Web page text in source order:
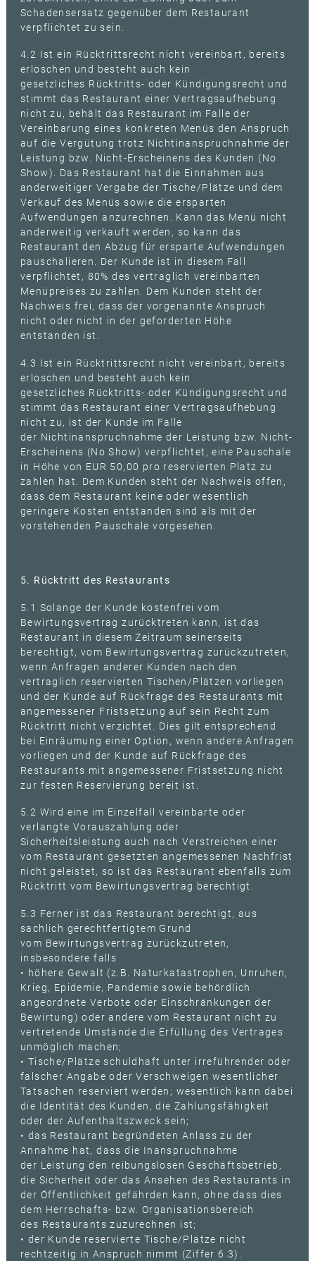
Schadensersatz gegenüber dem Restaurant
verpflichtet zu sein.
4.2 Ist ein Rücktrittsrecht nicht vereinbart, bereits
erloschen und besteht auch kein
gesetzliches Rücktritts- oder Kündigungsrecht und
stimmt das Restaurant einer Vertragsaufhebung
nicht zu, behält das Restaurant im Falle der
Vereinbarung eines konkreten Menüs den Anspruch
auf die Vergütung trotz Nichtinanspruchnahme der
Leistung bzw. Nicht-Erscheinens des Kunden (No
Show). Das Restaurant hat die Einnahmen aus
anderweitiger Vergabe der Tische/Plätze und dem
Verkauf des Menüs sowie die ersparten
Aufwendungen anzurechnen. Kann das Menü nicht
anderweitig verkauft werden, so kann das
Restaurant den Abzug für ersparte Aufwendungen
pauschalieren. Der Kunde ist in diesem Fall
verpflichtet, 80% des vertraglich vereinbarten
Menüpreises zu zahlen. Dem Kunden steht der
Nachweis frei, dass der vorgenannte Anspruch
nicht oder nicht in der geforderten Höhe
entstanden ist.
4.3 Ist ein Rücktrittsrecht nicht vereinbart, bereits
erloschen und besteht auch kein
gesetzliches Rücktritts- oder Kündigungsrecht und
stimmt das Restaurant einer Vertragsaufhebung
nicht zu, ist der Kunde im Falle
der Nichtinanspruchnahme der Leistung bzw. Nicht-
Erscheinens (No Show) verpflichtet, eine Pauschale
in Höhe von EUR 50,00 pro reservierten Platz zu
zahlen hat. Dem Kunden steht der Nachweis offen,
dass dem Restaurant keine oder wesentlich
geringere Kosten entstanden sind als mit der
vorstehenden Pauschale vorgesehen.
5. Rücktritt des Restaurants
5.1 Solange der Kunde kostenfrei vom
Bewirtungsvertrag zurücktreten kann, ist das
Restaurant in diesem Zeitraum seinerseits
berechtigt, vom Bewirtungsvertrag zurückzutreten,
wenn Anfragen anderer Kunden nach den
vertraglich reservierten Tischen/Plätzen vorliegen
und der Kunde auf Rückfrage des Restaurants mit
angemessener Fristsetzung auf sein Recht zum
Rücktritt nicht verzichtet. Dies gilt entsprechend
bei Einräumung einer Option, wenn andere Anfragen
vorliegen und der Kunde auf Rückfrage des
Restaurants mit angemessener Fristsetzung nicht
zur festen Reservierung bereit ist.
5.2 Wird eine im Einzelfall vereinbarte oder
verlangte Vorauszahlung oder
Sicherheitsleistung auch nach Verstreichen einer
vom Restaurant gesetzten angemessenen Nachfrist
nicht geleistet, so ist das Restaurant ebenfalls zum
Rücktritt vom Bewirtungsvertrag berechtigt.
5.3 Ferner ist das Restaurant berechtigt, aus
sachlich gerechtfertigtem Grund
vom Bewirtungsvertrag zurückzutreten,
insbesondere falls
• höhere Gewalt (z.B. Naturkatastrophen, Unruhen,
Krieg, Epidemie, Pandemie sowie behördlich
angeordnete Verbote oder Einschränkungen der
Bewirtung) oder andere vom Restaurant nicht zu
vertretende Umstände die Erfüllung des Vertrages
unmöglich machen;
• Tische/Plätze schuldhaft unter irreführender oder
falscher Angabe oder Verschweigen wesentlicher
Tatsachen reserviert werden; wesentlich kann dabei
die Identität des Kunden, die Zahlungsfähigkeit
oder der Aufenthaltszweck sein;
• das Restaurant begründeten Anlass zu der
Annahme hat, dass die Inanspruchnahme
der Leistung den reibungslosen Geschäftsbetrieb,
die Sicherheit oder das Ansehen des Restaurants in
der Öffentlichkeit gefährden kann, ohne dass dies
dem Herrschafts- bzw. Organisationsbereich
des Restaurants zuzurechnen ist;
• der Kunde reservierte Tische/Plätze nicht
rechtzeitig in Anspruch nimmt (Ziffer 6.3).